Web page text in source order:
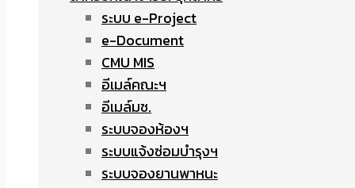
ระบบ e-Project
e-Document
CMU MIS
อีเมล์คณะฯ
อีเมล์มช.
ระบบจองห้องฯ
ระบบแจ้งซ่อมบำรุงฯ
ระบบจองยานพาหนะ